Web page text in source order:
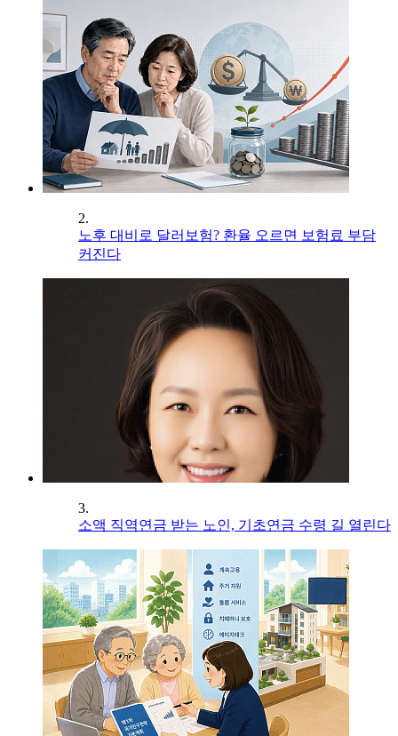
2.
노후 대비로 달러보험? 환율 오르면 보험료 부담
커진다
3.
소액 직역연금 받는 노인, 기초연금 수령 길 열린다